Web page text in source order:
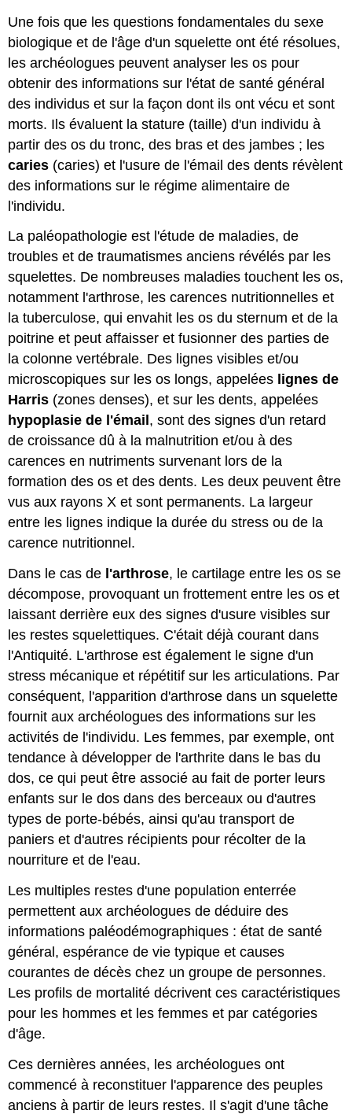
Une fois que les questions fondamentales du sexe
biologique et de l'âge d'un squelette ont été résolues,
les archéologues peuvent analyser les os pour
obtenir des informations sur l'état de santé général
des individus et sur la façon dont ils ont vécu et sont
morts. Ils évaluent la stature (taille) d'un individu à
partir des os du tronc, des bras et des jambes ; les
caries (caries) et l'usure de l'émail des dents révèlent
des informations sur le régime alimentaire de
l'individu.
La paléopathologie est l'étude de maladies, de
troubles et de traumatismes anciens révélés par les
squelettes. De nombreuses maladies touchent les os,
notamment l'arthrose, les carences nutritionnelles et
la tuberculose, qui envahit les os du sternum et de la
poitrine et peut affaisser et fusionner des parties de
la colonne vertébrale. Des lignes visibles et/ou
microscopiques sur les os longs, appelées lignes de
Harris (zones denses), et sur les dents, appelées
hypoplasie de l'émail , sont des signes d'un retard
de croissance dû à la malnutrition et/ou à des
carences en nutriments survenant lors de la
formation des os et des dents. Les deux peuvent être
vus aux rayons X et sont permanents. La largeur
entre les lignes indique la durée du stress ou de la
carence nutritionnel.
Dans le cas de l'arthrose, le cartilage entre les os se
décompose, provoquant un frottement entre les os et
laissant derrière eux des signes d'usure visibles sur
les restes squelettiques. C'était déjà courant dans
l'Antiquité. L'arthrose est également le signe d'un
stress mécanique et répétitif sur les articulations. Par
conséquent, l'apparition d'arthrose dans un squelette
fournit aux archéologues des informations sur les
activités de l'individu. Les femmes, par exemple, ont
tendance à développer de l'arthrite dans le bas du
dos, ce qui peut être associé au fait de porter leurs
enfants sur le dos dans des berceaux ou d'autres
types de porte-bébés, ainsi qu'au transport de
paniers et d'autres récipients pour récolter de la
nourriture et de l'eau.
Les multiples restes d'une population enterrée
permettent aux archéologues de déduire des
informations paléodémographiques : état de santé
général, espérance de vie typique et causes
courantes de décès chez un groupe de personnes.
Les profils de mortalité décrivent ces caractéristiques
pour les hommes et les femmes et par catégories
d'âge.
Ces dernières années, les archéologues ont
commencé à reconstituer l'apparence des peuples
anciens à partir de leurs restes. Il s'agit d'une tâche